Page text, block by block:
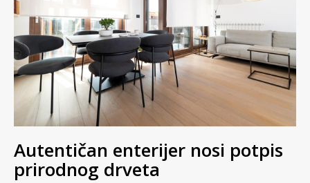
Autentičan enterijer nosi potpis
prirodnog drveta